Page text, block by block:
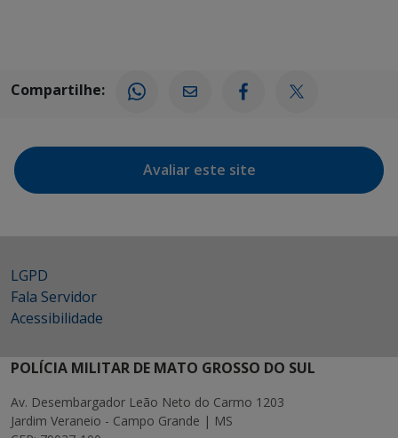
Compartilhe:
Avaliar este site
LGPD
Fala Servidor
Acessibilidade
POLÍCIA MILITAR DE MATO GROSSO DO SUL
Av. Desembargador Leão Neto do Carmo 1203
Jardim Veraneio - Campo Grande | MS